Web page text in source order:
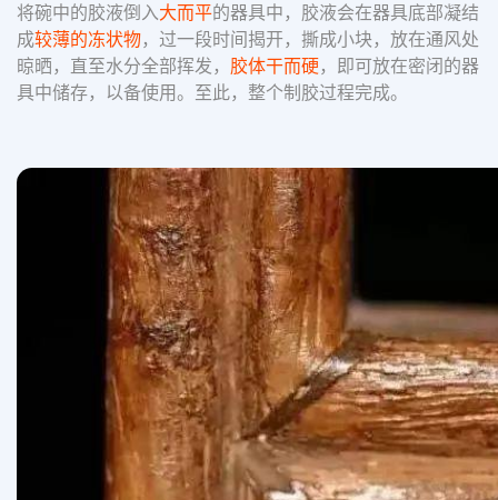
将碗中的胶液倒入大而平的器具中，胶液会在器具底部凝结
成较薄的冻状物，过一段时间揭开，撕成小块，放在通风处
晾晒，直至水分全部挥发， 胶体干而硬，即可放在密闭的器
具中储存，以备使用。至此，整个制胶过程完成。